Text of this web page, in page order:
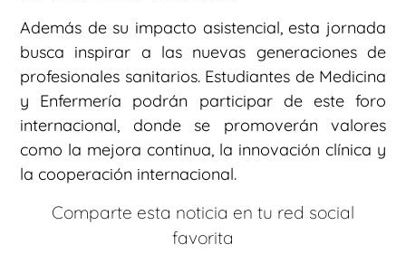
Además de su impacto asistencial, esta jornada
busca inspirar a las nuevas generaciones de
profesionales sanitarios. Estudiantes de Medicina
y Enfermería podrán participar de este foro
internacional, donde se promoverán valores
como la mejora continua, la innovación clínica y
la cooperación internacional.
Comparte esta noticia en tu red social
favorita